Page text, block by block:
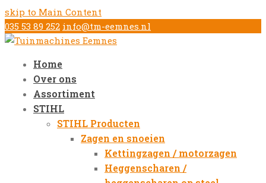
skip to Main Content
035 53 89 252 info@tm-eemnes.nl
Home
Over ons
Assortiment
STIHL
STIHL Producten
Zagen en snoeien
Kettingzagen / motorzagen
Heggenscharen /